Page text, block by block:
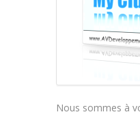
Nous sommes à